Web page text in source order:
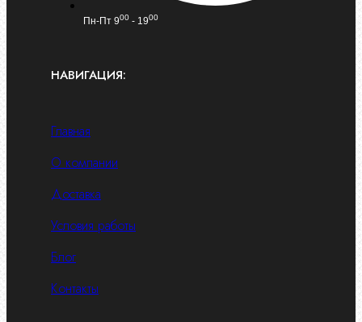
Пн-Пт 900 - 1900
НАВИГАЦИЯ:
Главная
О компании
Доставка
Условия работы
Блог
Контакты